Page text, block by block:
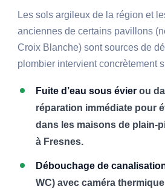
Les sols argileux de la région et
anciennes de certains pavillons
Croix Blanche) sont sources de
plombier intervient concrètement
Fuite d’eau sous évier ou
réparation immédiate pour
dans les maisons de plain-
à Fresnes.
Débouchage de
WC) avec caméra